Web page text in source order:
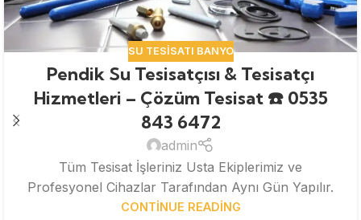
SU TESISATI BANYO
Pendik Su Tesisatçısı & Tesisatçı
Hizmetleri – Çözüm Tesisat ☎️ 0535
843 6472
admin
Tüm Tesisat İşleriniz Usta Ekiplerimiz ve
Profesyonel Cihazlar Tarafından Aynı Gün Yapılır.
CONTINUE READING